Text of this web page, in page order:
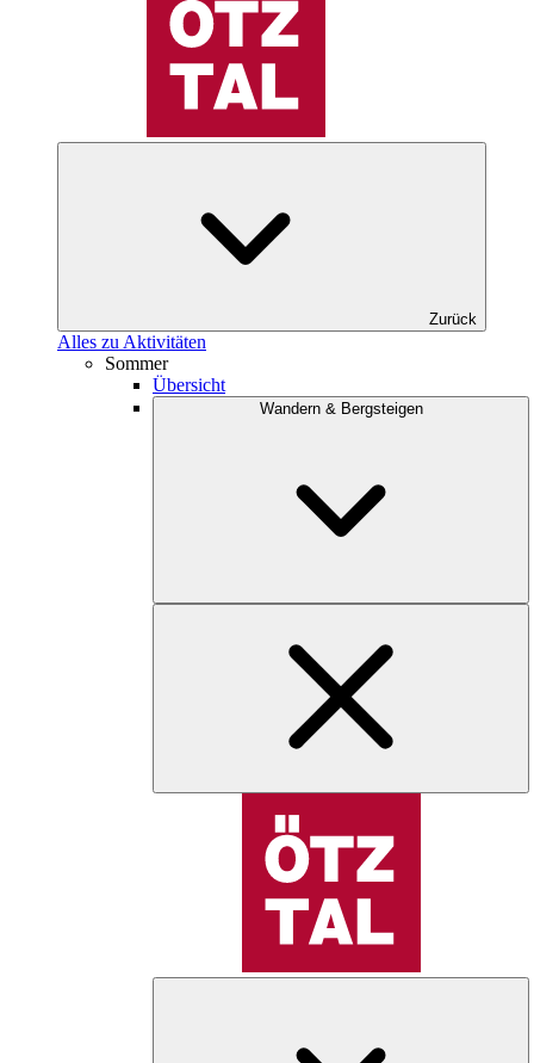
Zurück
Alles zu Aktivitäten
Sommer
Übersicht
Wandern & Bergsteigen